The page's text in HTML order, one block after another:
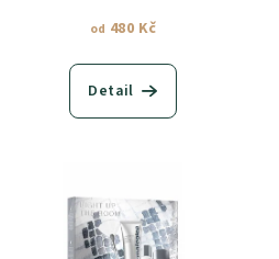
od 480 Kč
Detail